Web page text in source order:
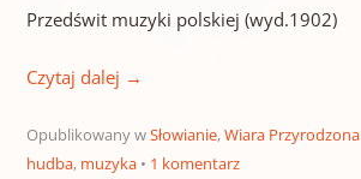
Przedświt muzyki polskiej (wyd.1902)
Czytaj dalej →
Opublikowany wSłowianie,Wiara Przyrodzona
hudba, muzyka 1 komentarz